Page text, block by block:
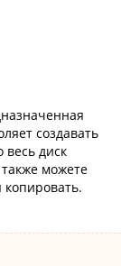
создавать
весь диск
можете